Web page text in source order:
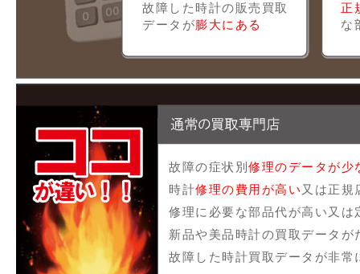
故障した時計の販売買取
データが膨大にある
正
な
故障の症状別 修理のデータが少
時計修理の費用が高い 又は正規
修理に必要な部品代が高い又は
新品や美品時計の買取データが
故障した時計買取データが非常